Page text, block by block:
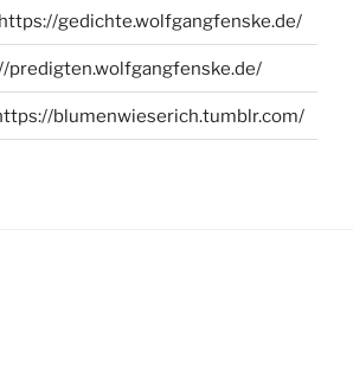
https://gedichte.wolfgangfenske.de/
predigten.wolfgangfenske.de/
blumenwieserich.tumblr.com/